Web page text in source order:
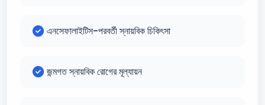
এনসেফালাইটিস-পরবর্তী স্নায়বিক চিকিৎসা
জন্মগত স্নায়বিক রোগের মূল্যায়ন